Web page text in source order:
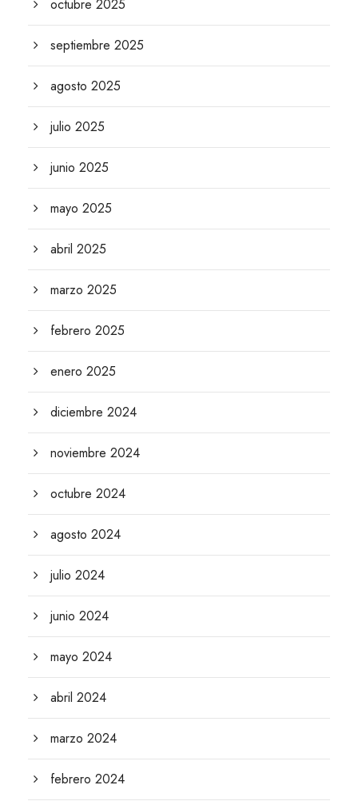
octubre 2025
septiembre 2025
agosto 2025
julio 2025
junio 2025
mayo 2025
abril 2025
marzo 2025
febrero 2025
enero 2025
diciembre 2024
noviembre 2024
octubre 2024
agosto 2024
julio 2024
junio 2024
mayo 2024
abril 2024
marzo 2024
febrero 2024